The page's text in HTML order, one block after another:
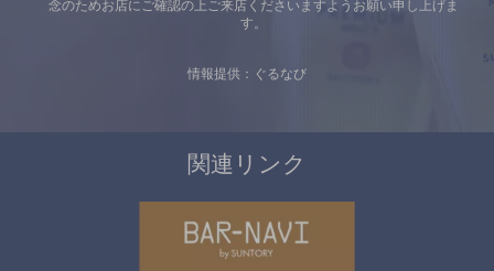
念のためお店にご確認の上ご来店くださいますようお願い申し上げま
す。
情報提供：ぐるなび
関連リンク